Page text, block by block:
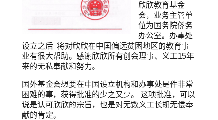
欣欣教育基金
会，业务主管单
位为国务院侨务
办公室。办事处
设立之后, 将对欣欣在中国偏远贫困地区的教育事
业有很大帮助。感谢欣欣所有创会理事、义工15年
来的无私奉献和努力。
国外基金会想要在中国设立机构和办事处是件非常
困难的事，获得批准的少之又少。 这项批准，可以
说是认可欣欣的宗旨，也是对无数义工长期无偿奉
献的肯定。